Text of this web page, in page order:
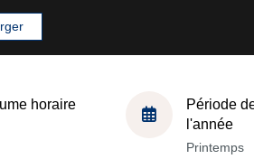
horaire
Période
l'année
Printemps